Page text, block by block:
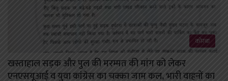
कोरबा
खस्ताहाल सड़क और पुल की मरम्मत की मांग को लेकर
एनएसयूआई व युवा कांग्रेस का चक्का जाम कल, भारी वाहनों का